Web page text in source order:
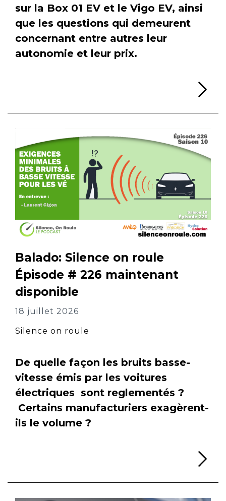
sur la Box 01 EV et le Vigo EV, ainsi
que les questions qui demeurent
concernant entre autres leur
autonomie et leur prix.
Balado: Silence on roule
Épisode # 226 maintenant
disponible
18 juillet 2026
Silence on roule
De quelle façon les bruits basse-
vitesse émis par les voitures
électriques sont reglementés ?
Certains manufacturiers exagèrent-
ils le volume ?